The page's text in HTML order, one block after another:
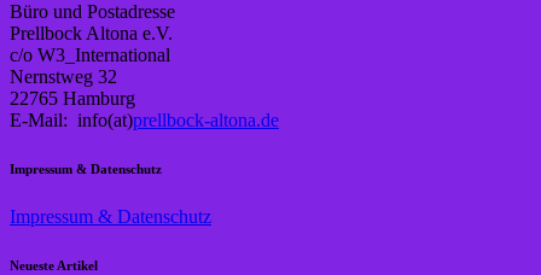
Büro und Postadresse
Prellbock Altona e.V.
c/o W3_International
Nernstweg 32
22765 Hamburg
E-Mail: info(at)prellbock-altona.de
Impressum & Datenschutz
Impressum & Datenschutz
Neueste Artikel